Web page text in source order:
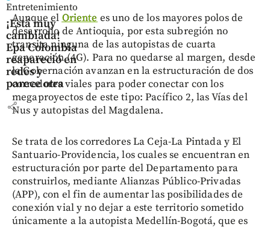
Entretenimiento
¡Está muy
cambiada!
Epa Colombia
reapareció en
redes y
parece otra
share
Aunque el Oriente es uno de los mayores polos de
desarrollo de Antioquia, por esta subregión no
transita ninguna de las autopistas de cuarta
generación (4G). Para no quedarse al margen, desde
la Gobernación avanzan en la estructuración de dos
corredores viales para poder conectar con los
megaproyectos de este tipo: Pacífico 2, las Vías del
Nus y autopistas del Magdalena.
Se trata de los corredores La Ceja-La Pintada y El
Santuario-Providencia, los cuales se encuentran en
estructuración por parte del Departamento para
construirlos, mediante Alianzas Público-Privadas
(APP), con el fin de aumentar las posibilidades de
conexión vial y no dejar a este territorio sometido
únicamente a la autopista Medellín-Bogotá, que es